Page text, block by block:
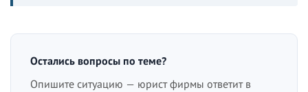
Остались вопросы по теме?
Опишите ситуацию — юрист фирмы ответит в